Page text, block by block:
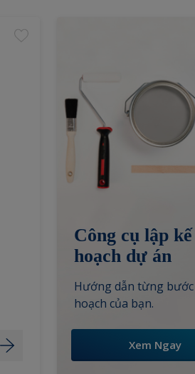
Công cụ lập kế
hoạch dự án
Hướng dẫn từng bước
hoạch của bạn.
Xem Ngay